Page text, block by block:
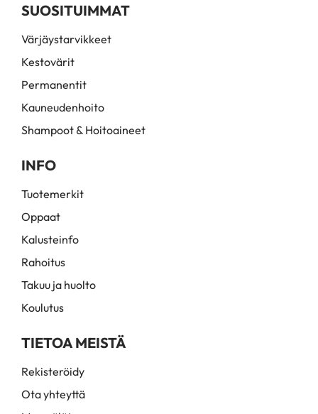
SUOSITUIMMAT
Värjäystarvikkeet
Kestovärit
Permanentit
Kauneudenhoito
Shampoot & Hoitoaineet
INFO
Tuotemerkit
Oppaat
Kalusteinfo
Rahoitus
Takuu ja huolto
Koulutus
TIETOA MEISTÄ
Rekisteröidy
Ota yhteyttä